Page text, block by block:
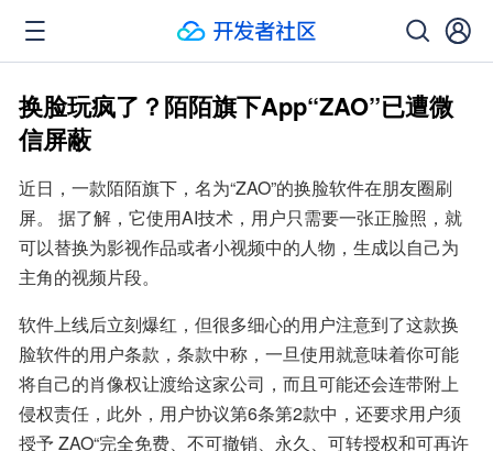
换脸玩疯了？陌陌旗下App“ZAO”已遭微
信屏蔽
近日，一款陌陌旗下，名为“ZAO”的换脸软件在朋友圈刷
屏。 据了解，它使用AI技术，用户只需要一张正脸照，就
可以替换为影视作品或者小视频中的人物，生成以自己为
主角的视频片段。
软件上线后立刻爆红，但很多细心的用户注意到了这款换
脸软件的用户条款，条款中称，一旦使用就意味着你可能
将自己的肖像权让渡给这家公司，而且可能还会连带附上
侵权责任，此外，用户协议第6条第2款中，还要求用户须
授予 ZAO“完全免费、不可撤销、永久、可转授权和可再许